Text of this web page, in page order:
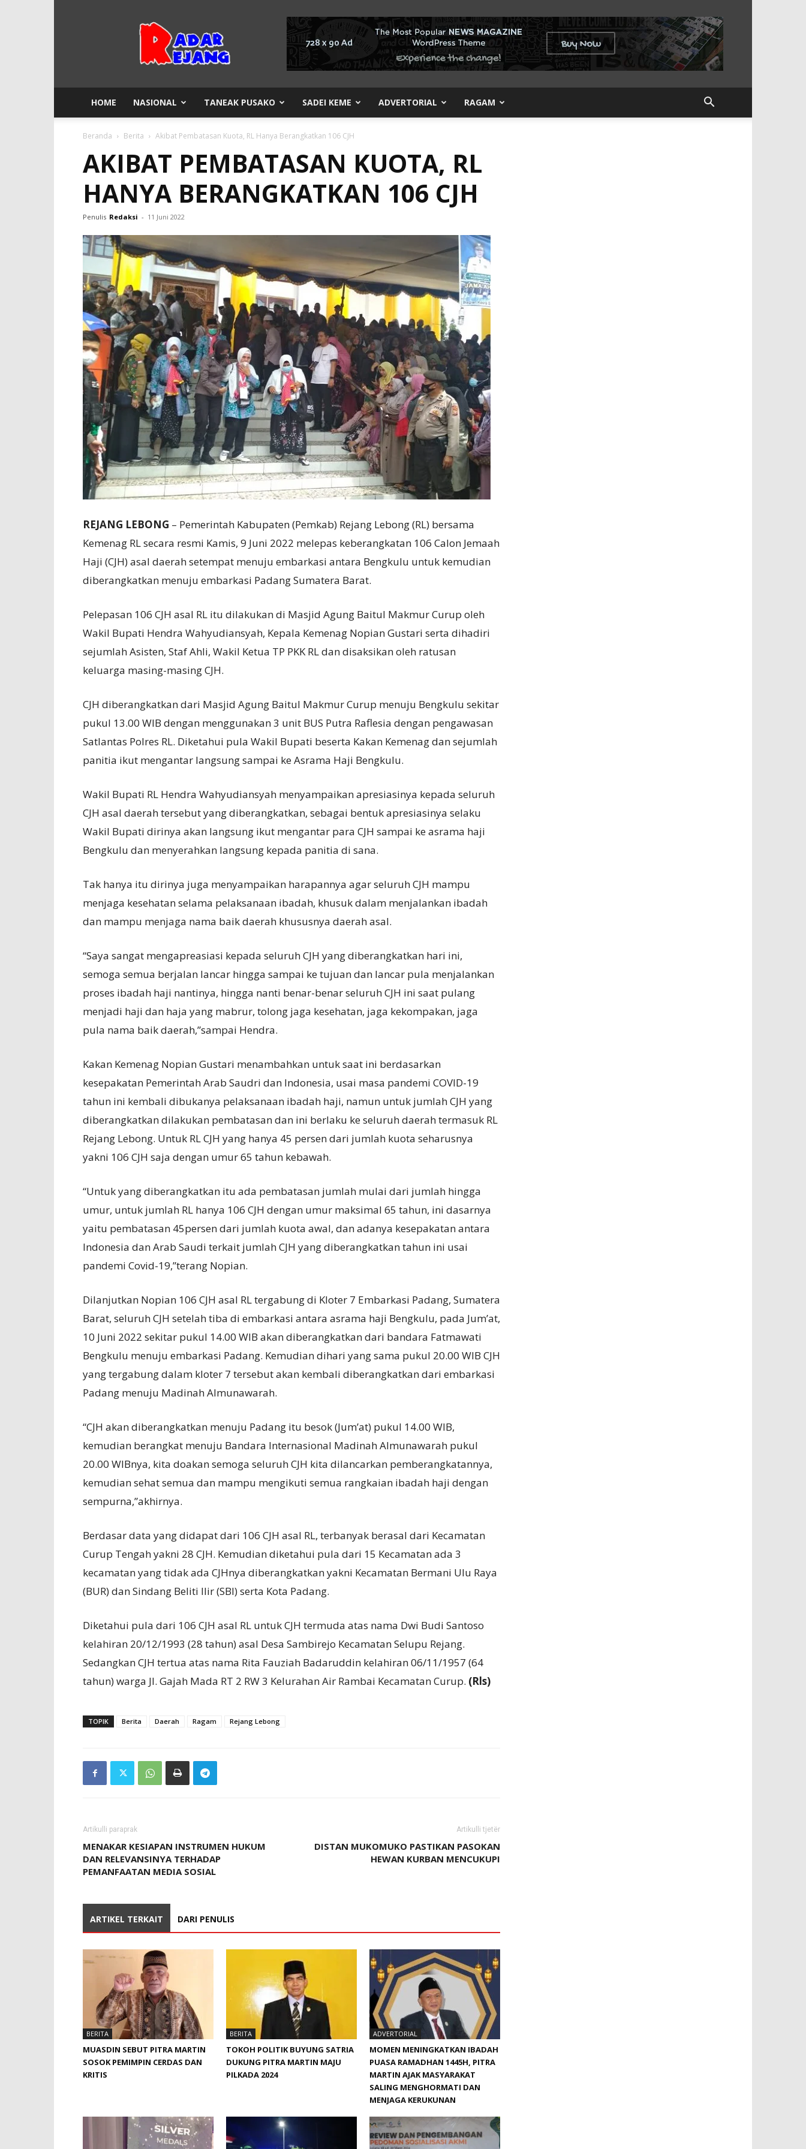
Rejang
HOME NASIONAL TANEAK PUSAKO SADEI KEME ADVERTORIAL RAGAM
Beranda Berita Akibat Pembatasan Kuota, RL Hanya Berangkatkan 106 CJH
AKIBAT PEMBATASAN KUOTA, RL
HANYA BERANGKATKAN 106 CJH
Penulis Redaksi - 11 Juni 2022
REJANG LEBONG – Pemerintah Kabupaten (Pemkab) Rejang Lebong (RL) bersama
Kemenag RL secara resmi Kamis, 9 Juni 2022 melepas keberangkatan 106 Calon Jemaah
Haji (CJH) asal daerah setempat menuju embarkasi antara Bengkulu untuk kemudian
diberangkatkan menuju embarkasi Padang Sumatera Barat.
Pelepasan 106 CJH asal RL itu dilakukan di Masjid Agung Baitul Makmur Curup oleh
Wakil Bupati Hendra Wahyudiansyah, Kepala Kemenag Nopian Gustari serta dihadiri
sejumlah Asisten, Staf Ahli, Wakil Ketua TP PKK RL dan disaksikan oleh ratusan
keluarga masing-masing CJH.
CJH diberangkatkan dari Masjid Agung Baitul Makmur Curup menuju Bengkulu sekitar
pukul 13.00 WIB dengan menggunakan 3 unit BUS Putra Raflesia dengan pengawasan
Satlantas Polres RL. Diketahui pula Wakil Bupati beserta Kakan Kemenag dan sejumlah
panitia ikut mengantar langsung sampai ke Asrama Haji Bengkulu.
Wakil Bupati RL Hendra Wahyudiansyah menyampaikan apresiasinya kepada seluruh
CJH asal daerah tersebut yang diberangkatkan, sebagai bentuk apresiasinya selaku
Wakil Bupati dirinya akan langsung ikut mengantar para CJH sampai ke asrama haji
Bengkulu dan menyerahkan langsung kepada panitia di sana.
Tak hanya itu dirinya juga menyampaikan harapannya agar seluruh CJH mampu
menjaga kesehatan selama pelaksanaan ibadah, khusuk dalam menjalankan ibadah
dan mampu menjaga nama baik daerah khususnya daerah asal.
“Saya sangat mengapreasiasi kepada seluruh CJH yang diberangkatkan hari ini,
semoga semua berjalan lancar hingga sampai ke tujuan dan lancar pula menjalankan
proses ibadah haji nantinya, hingga nanti benar-benar seluruh CJH ini saat pulang
menjadi haji dan haja yang mabrur, tolong jaga kesehatan, jaga kekompakan, jaga
pula nama baik daerah,”sampai Hendra.
Kakan Kemenag Nopian Gustari menambahkan untuk saat ini berdasarkan
kesepakatan Pemerintah Arab Saudri dan Indonesia, usai masa pandemi COVID-19
tahun ini kembali dibukanya pelaksanaan ibadah haji, namun untuk jumlah CJH yang
diberangkatkan dilakukan pembatasan dan ini berlaku ke seluruh daerah termasuk RL
Rejang Lebong. Untuk RL CJH yang hanya 45 persen dari jumlah kuota seharusnya
yakni 106 CJH saja dengan umur 65 tahun kebawah.
“Untuk yang diberangkatkan itu ada pembatasan jumlah mulai dari jumlah hingga
umur, untuk jumlah RL hanya 106 CJH dengan umur maksimal 65 tahun, ini dasarnya
yaitu pembatasan 45persen dari jumlah kuota awal, dan adanya kesepakatan antara
Indonesia dan Arab Saudi terkait jumlah CJH yang diberangkatkan tahun ini usai
pandemi Covid-19,”terang Nopian.
Dilanjutkan Nopian 106 CJH asal RL tergabung di Kloter 7 Embarkasi Padang, Sumatera
Barat, seluruh CJH setelah tiba di embarkasi antara asrama haji Bengkulu, pada Jum’at,
10 Juni 2022 sekitar pukul 14.00 WIB akan diberangkatkan dari bandara Fatmawati
Bengkulu menuju embarkasi Padang. Kemudian dihari yang sama pukul 20.00 WIB CJH
yang tergabung dalam kloter 7 tersebut akan kembali diberangkatkan dari embarkasi
Padang menuju Madinah Almunawarah.
“CJH akan diberangkatkan menuju Padang itu besok (Jum’at) pukul 14.00 WIB,
kemudian berangkat menuju Bandara Internasional Madinah Almunawarah pukul
20.00 WIBnya, kita doakan semoga seluruh CJH kita dilancarkan pemberangkatannya,
kemudian sehat semua dan mampu mengikuti semua rangkaian ibadah haji dengan
sempurna,”akhirnya.
Berdasar data yang didapat dari 106 CJH asal RL, terbanyak berasal dari Kecamatan
Curup Tengah yakni 28 CJH. Kemudian diketahui pula dari 15 Kecamatan ada 3
kecamatan yang tidak ada CJHnya diberangkatkan yakni Kecamatan Bermani Ulu Raya
(BUR) dan Sindang Beliti Ilir (SBI) serta Kota Padang.
Diketahui pula dari 106 CJH asal RL untuk CJH termuda atas nama Dwi Budi Santoso
kelahiran 20/12/1993 (28 tahun) asal Desa Sambirejo Kecamatan Selupu Rejang.
Sedangkan CJH tertua atas nama Rita Fauziah Badaruddin kelahiran 06/11/1957 (64
tahun) warga Jl. Gajah Mada RT 2 RW 3 Kelurahan Air Rambai Kecamatan Curup. (Rls)
TOPIK Berita Daerah Ragam Rejang Lebong
Artikulli paraprak
MENAKAR KESIAPAN INSTRUMEN HUKUM
DAN RELEVANSINYA TERHADAP
PEMANFAATAN MEDIA SOSIAL
Artikulli tjetër
DISTAN MUKOMUKO PASTIKAN PASOKAN
HEWAN KURBAN MENCUKUPI
ARTIKEL TERKAIT DARI PENULIS
BERITA
MUASDIN SEBUT PITRA MARTIN
SOSOK PEMIMPIN CERDAS DAN
KRITIS
BERITA
TOKOH POLITIK BUYUNG SATRIA
DUKUNG PITRA MARTIN MAJU
PILKADA 2024
ADVERTORIAL
MOMEN MENINGKATKAN IBADAH
PUASA RAMADHAN 1445H, PITRA
MARTIN AJAK MASYARAKAT
SALING MENGHORMATI DAN
MENJAGA KERUKUNAN